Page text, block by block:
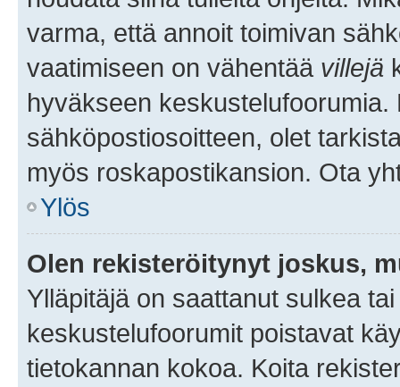
varma, että annoit toimivan
vaatimiseen on vähentää villejä
hyväkseen
sähköpostiosoitteen, olet
myös roskapostikansion. Ota
Ylös
Olen rekisteröitynyt joskus,
Ylläpitäjä on saattanut sulkea
keskustelufoorumit poistavat
tietokannan kokoa. Koita